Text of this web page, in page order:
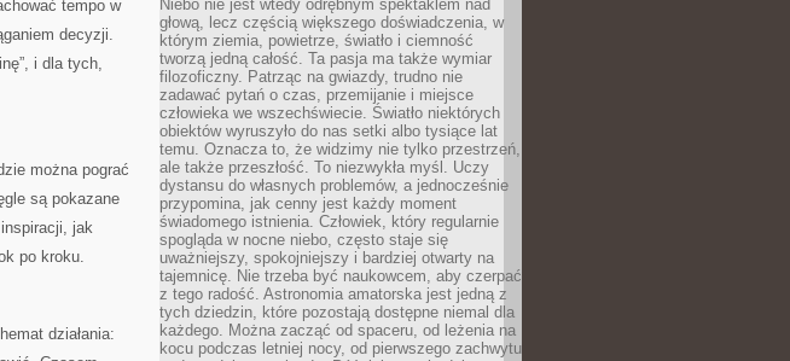
tempo w
decyzji.
i dla tych,
można pograć
są pokazane
jak
po kroku.
działania:
Niebo nie jest wtedy odrębnym spektaklem nad
głową, lecz częścią większego doświadczenia, w
którym ziemia, powietrze, światło i ciemność
tworzą jedną całość. Ta pasja ma także wymiar
filozoficzny. Patrząc na gwiazdy, trudno nie
zadawać pytań o czas, przemijanie i miejsce
człowieka we wszechświecie. Światło niektórych
obiektów wyruszyło do nas setki albo tysiące lat
temu. Oznacza to, że widzimy nie tylko przestrzeń,
ale także przeszłość. To niezwykła myśl. Uczy
dystansu do własnych problemów, a jednocześnie
przypomina, jak cenny jest każdy moment
świadomego istnienia. Człowiek, który regularnie
spogląda w nocne niebo, często staje się
uważniejszy, spokojniejszy i bardziej otwarty na
tajemnicę. Nie trzeba być naukowcem, aby czerpać
z tego radość. Astronomia amatorska jest jedną z
tych dziedzin, które pozostają dostępne niemal dla
każdego. Można zacząć od spaceru, od leżenia na
kocu podczas letniej nocy, od pierwszego zachwytu